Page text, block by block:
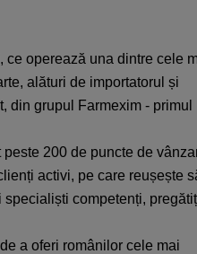
operează una dintre cele
alături de importatorul și
din grupul Farmexim - primul
200 de puncte de
activi, pe care reușește
competenți,
a oferi românilor cele mai